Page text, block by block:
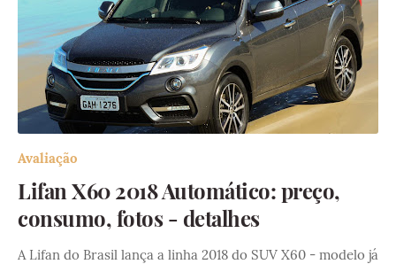
Avaliação
Lifan X60 2018 Automático: preço,
consumo, fotos - detalhes
A Lifan do Brasil lança a linha 2018 do SUV X60 - modelo já